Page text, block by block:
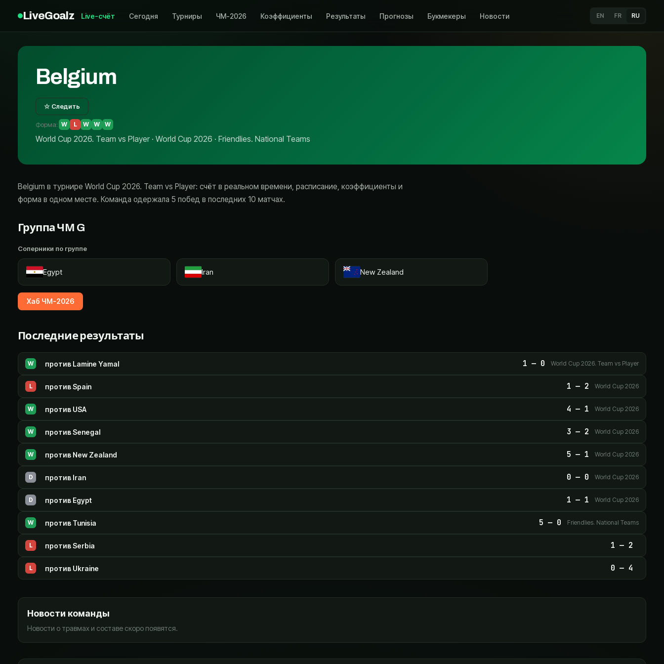
LiveGoalz Live-счёт Сегодня Турниры ЧМ-2026 Коэффициенты Результаты Прогнозы Букмекеры Новости EN FR RU
Belgium
☆ Следить
Форма: W L W W W
World Cup 2026. Team vs Player · World Cup 2026 · Friendlies. National Teams
Belgium в турнире World Cup 2026. Team vs Player: счёт в реальном времени, расписание, коэффициенты и
форма в одном месте. Команда одержала 5 побед в последних 10 матчах.
Группа ЧМ G
Соперники по группе
Egypt Iran New Zealand
Хаб ЧМ-2026
Последние результаты
W против Lamine Yamal 1 — 0 World Cup 2026. Team vs Player
L противSpain 1 — 2 World Cup 2026
W против USA 4 — 1 World Cup 2026
W противSenegal 3 — 2 World Cup 2026
W против New Zealand 5 — 1 World Cup 2026
D против Iran 0 — 0 World Cup 2026
D против Egypt 1 — 1 World Cup 2026
W против Tunisia 5 — 0 Friendlies. National Teams
L противSerbia 1 — 2
L против Ukraine 0 — 4
Новости команды
Новости о травмах и составе скоро появятся.